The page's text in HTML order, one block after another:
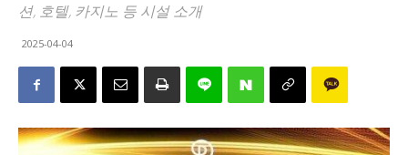
션, 호텔, 카지노 등 시설 소개
2025-04-04